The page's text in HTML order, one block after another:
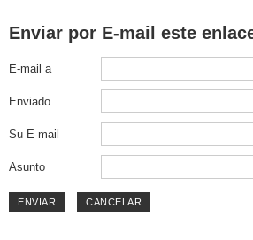
Enviar por E-mail este
E-mail a
Enviado
Su E-mail
Asunto
ENVIAR CANCELAR